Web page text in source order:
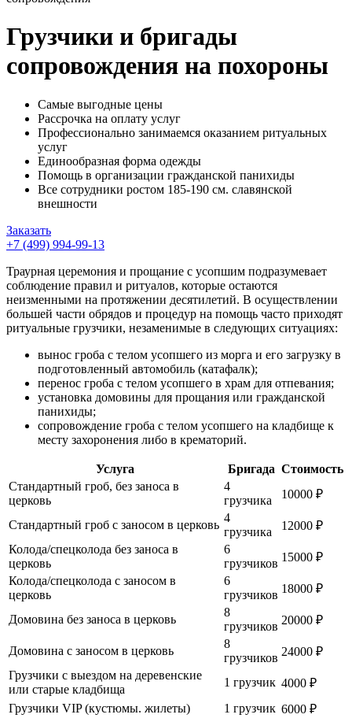
Грузчики и бригады
сопровождения на похороны
Самые выгодные цены
Рассрочка на оплату услуг
Профессионально занимаемся оказанием ритуальных
услуг
Единообразная форма одежды
Помощь в организации гражданской панихиды
Все сотрудники ростом 185-190 см. славянской
внешности
Заказать
+7 (499) 994-99-13
Траурная церемония и прощание с усопшим подразумевает
соблюдение правил и ритуалов, которые остаются
неизменными на протяжении десятилетий. В осуществлении
большей части обрядов и процедур на помощь часто приходят
ритуальные грузчики, незаменимые в следующих ситуациях:
вынос гроба с телом усопшего из морга и его загрузку в
подготовленный автомобиль (катафалк);
перенос гроба с телом усопшего в храм для отпевания;
установка домовины для прощания или гражданской
панихиды;
сопровождение гроба с телом усопшего на кладбище к
месту захоронения либо в крематорий.
Услуга Бригада Стоимость
Стандартный гроб, без заноса в
церковь
4
грузчика
10000 ₽
Стандартный гроб с заносом в церковь
4
грузчика
12000 ₽
Колода/спецколода без заноса в
церковь
6
грузчиков 15000 ₽
Колода/спецколода с заносом в
церковь
6
грузчиков 18000 ₽
Домовина без заноса в церковь
8
грузчиков 20000 ₽
Домовина с заносом в церковь
8
грузчиков 24000 ₽
Грузчики с выездом на деревенские
или старые кладбища
1 грузчик 4000 ₽
Грузчики VIP (кустюмы. жилеты)
1 грузчик 6000 ₽